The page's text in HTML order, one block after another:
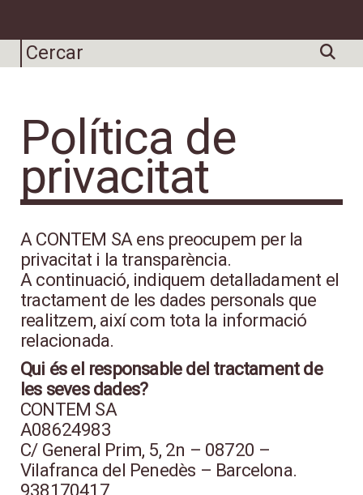
Política de
privacitat
A CONTEM SA ens preocupem per la
privacitat i la transparència.
A continuació, indiquem detalladament el
tractament de les dades personals que
realitzem, així com tota la informació
relacionada.
Qui és el responsable del tractament de
les seves dades?
CONTEM SA
A08624983
C/ General Prim, 5, 2n – 08720 –
Vilafranca del Penedès – Barcelona.
938170417